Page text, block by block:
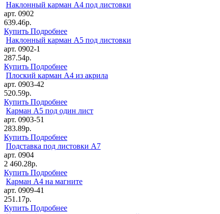
Наклонный карман А4 под листовки
арт. 0902
639.46р.
Купить Подробнее
Наклонный карман А5 под листовки
арт. 0902-1
287.54р.
Купить Подробнее
Плоский карман А4 из акрила
арт. 0903-42
520.59р.
Купить Подробнее
Карман А5 под один лист
арт. 0903-51
283.89р.
Купить Подробнее
Подставка под листовки А7
арт. 0904
2 460.28р.
Купить Подробнее
Карман А4 на магните
арт. 0909-41
251.17р.
Купить Подробнее